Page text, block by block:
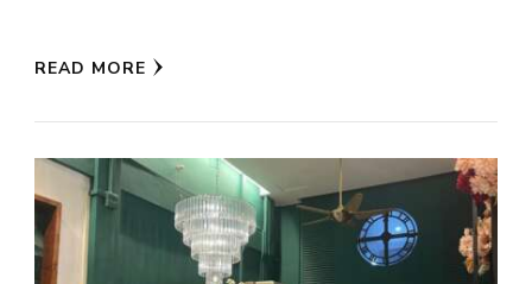
READ MORE